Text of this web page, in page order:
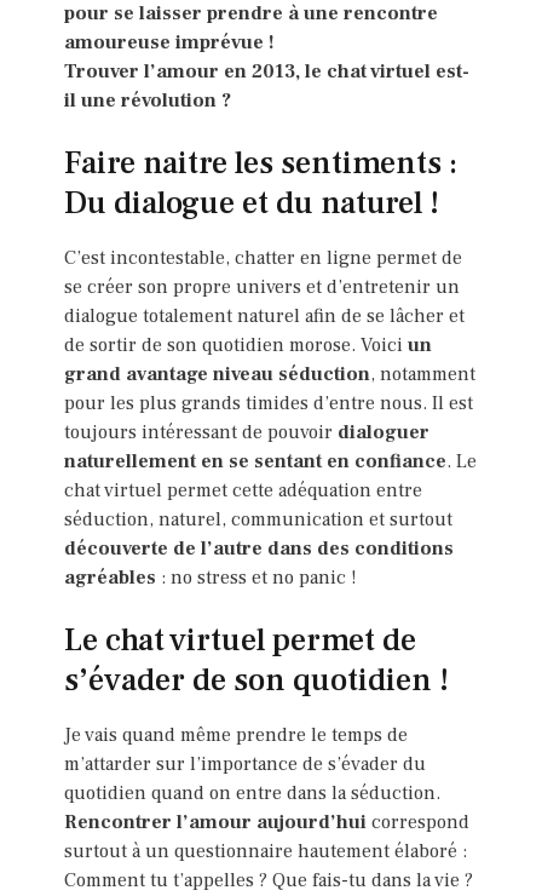
pour se laisser prendre à une rencontre
amoureuse imprévue !
Trouver l’amour en 2013, le chat virtuel est-
il une révolution ?
Faire naitre les sentiments :
Du dialogue et du naturel !
C’est incontestable, chatter en ligne permet de
se créer son propre univers et d’entretenir un
dialogue totalement naturel afin de se lâcher et
de sortir de son quotidien morose. Voiciun
grand avantage niveau séduction, notamment
pour les plus grands timides d’entre nous. Il est
toujours intéressant de pouvoir dialoguer
naturellement en se sentant en confiance. Le
chat virtuel permet cette adéquation entre
séduction, naturel, communication et surtout
découverte de l’autre dans des conditions
agréables : no stress et no panic !
Le chat virtuel permet de
s’évader de son quotidien !
Je vais quand même prendre le temps de
m’attarder sur l’importance de s’évader du
quotidien quand on entre dans la séduction.
Rencontrer l’amour aujourd’hui correspond
surtout à un questionnaire hautement élaboré :
Comment tu t’appelles ? Que fais-tu dans la vie ?